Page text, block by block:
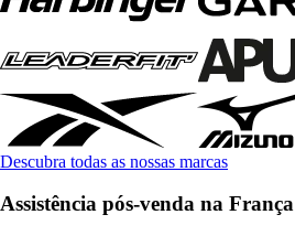
Descubra todas as nossas marcas
Assistência pós-venda na França